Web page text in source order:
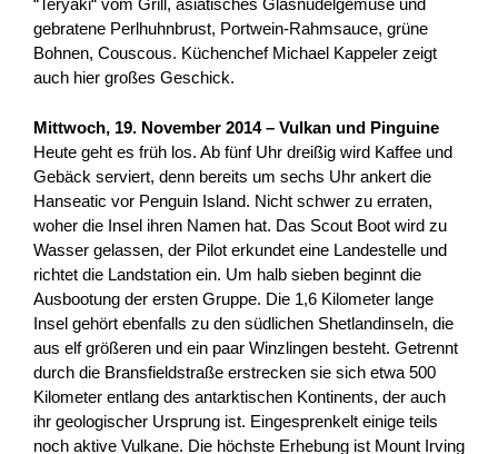
“Teryaki“ vom Grill, asiatisches Glasnudelgemüse und
gebratene Perlhuhnbrust, Portwein-Rahmsauce, grüne
Bohnen, Couscous. Küchenchef Michael Kappeler zeigt
auch hier großes Geschick.
Mittwoch, 19. November 2014 – Vulkan und Pinguine
Heute geht es früh los. Ab fünf Uhr dreißig wird Kaffee und
Gebäck serviert, denn bereits um sechs Uhr ankert die
Hanseatic vor Penguin Island. Nicht schwer zu erraten,
woher die Insel ihren Namen hat. Das Scout Boot wird zu
Wasser gelassen, der Pilot erkundet eine Landestelle und
richtet die Landstation ein. Um halb sieben beginnt die
Ausbootung der ersten Gruppe. Die 1,6 Kilometer lange
Insel gehört ebenfalls zu den südlichen Shetlandinseln, die
aus elf größeren und ein paar Winzlingen besteht. Getrennt
durch die Bransfieldstraße erstrecken sie sich etwa 500
Kilometer entlang des antarktischen Kontinents, der auch
ihr geologischer Ursprung ist. Eingesprenkelt einige teils
noch aktive Vulkane. Die höchste Erhebung ist Mount Irving